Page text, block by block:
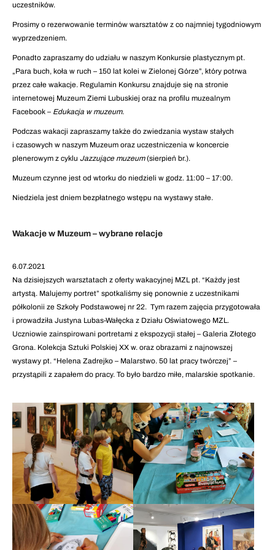
uczestników.
Prosimy o rezerwowanie terminów warsztatów z co najmniej tygodniowym
wyprzedzeniem.
Ponadto zapraszamy do udziału w naszym Konkursie plastycznym pt.
„Para buch, koła w ruch – 150 lat kolei w Zielonej Górze”, który potrwa
przez całe wakacje. Regulamin Konkursu znajduje się na stronie
internetowej Muzeum Ziemi Lubuskiej oraz na profilu muzealnym
Facebook – Edukacja w muzeum.
Podczas wakacji zapraszamy także do zwiedzania wystaw stałych
i czasowych w naszym Muzeum oraz uczestniczenia w koncercie
plenerowym z cyklu Jazzujące muzeum(sierpień br.).
Muzeum czynne jest od wtorku do niedzieli w godz. 11:00 – 17:00.
Niedziela jest dniem bezpłatnego wstępu na wystawy stałe.
Wakacje w Muzeum – wybrane relacje
6.07.2021
Na dzisiejszych warsztatach z oferty wakacyjnej MZL pt. “Każdy jest
artystą. Malujemy portret” spotkaliśmy się ponownie z uczestnikami
półkolonii ze Szkoły Podstawowej nr 22. Tym razem zajęcia przygotowała
i prowadziła Justyna Lubas-Wałęcka z Działu Oświatowego MZL.
Uczniowie zainspirowani portretami z ekspozycji stałej – Galeria Złotego
Grona. Kolekcja Sztuki Polskiej XX w. oraz obrazami z najnowszej
wystawy pt. “Helena Zadrejko – Malarstwo. 50 lat pracy twórczej” –
przystąpili z zapałem do pracy. To było bardzo miłe, malarskie spotkanie.